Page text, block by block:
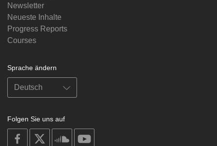
Newsletter
Neueste Inhalte
Progress Reports
Courses
Sprache ändern
Folgen Sie uns auf
on
facebook
soundcloud